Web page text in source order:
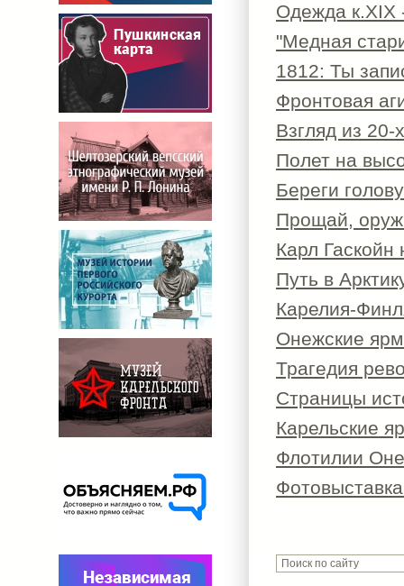
Одежда к.XIX
"Медная
1812: Ты
Фронтовая
Взгляд из 20-
Полет на
Береги
Прощай,
Карл Гаскойн
Путь в
Карелия-
Онежские
Трагедия
Страницы
Карельские
Флотилии